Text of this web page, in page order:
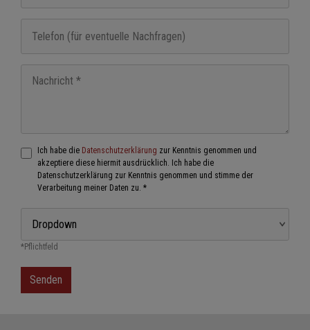
Ich habe die Datenschutzerklärung zur Kenntnis genommen und
akzeptiere diese hiermit ausdrücklich. Ich habe die
Datenschutzerklärung zur Kenntnis genommen und stimme der
Verarbeitung meiner Daten zu. *
*Pflichtfeld